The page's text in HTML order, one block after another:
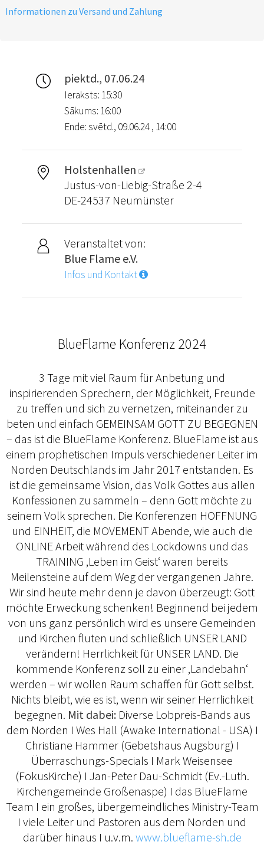
Informationen zu Versand und Zahlung
piektd., 07.06.24
Ieraksts: 15:30
Sākums: 16:00
Ende: svētd., 09.06.24 , 14:00
Holstenhallen
Justus-von-Liebig-Straße 2-4
DE-24537 Neumünster
Veranstaltet von:
Blue Flame e.V.
Infos und Kontakt
BlueFlame Konferenz 2024
3 Tage mit viel Raum für Anbetung und
inspirierenden Sprechern, der Möglichkeit, Freunde
zu treffen und sich zu vernetzen, miteinander zu
beten und einfach GEMEINSAM GOTT ZU BEGEGNEN
– das ist die BlueFlame Konferenz. BlueFlame ist aus
einem prophetischen Impuls verschiedener Leiter im
Norden Deutschlands im Jahr 2017 entstanden. Es
ist die gemeinsame Vision, das Volk Gottes aus allen
Konfessionen zu sammeln – denn Gott möchte zu
seinem Volk sprechen. Die Konferenzen HOFFNUNG
und EINHEIT, die MOVEMENT Abende, wie auch die
ONLINE Arbeit während des Lockdowns und das
TRAINING ‚Leben im Geist‘ waren bereits
Meilensteine auf dem Weg der vergangenen Jahre.
Wir sind heute mehr denn je davon überzeugt: Gott
möchte Erweckung schenken! Beginnend bei jedem
von uns ganz persönlich wird es unsere Gemeinden
und Kirchen fluten und schließlich UNSER LAND
verändern! Herrlichkeit für UNSER LAND. Die
kommende Konferenz soll zu einer ‚Landebahn‘
werden – wir wollen Raum schaffen für Gott selbst.
Nichts bleibt, wie es ist, wenn wir seiner Herrlichkeit
begegnen. Mit dabei: Diverse Lobpreis-Bands aus
dem Norden I Wes Hall (Awake International - USA) I
Christiane Hammer (Gebetshaus Augsburg) I
Überraschungs-Specials I Mark Weisensee
(FokusKirche) I Jan-Peter Dau-Schmidt (Ev.-Luth.
Kirchengemeinde Großenaspe) I das BlueFlame
Team I ein großes, übergemeindliches Ministry-Team
I viele Leiter und Pastoren aus dem Norden und
darüber hinaus I u.v.m. www.blueflame-sh.de